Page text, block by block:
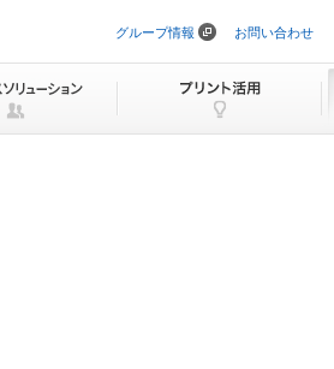
ビ
ョ
グループ情報 お問い合わせ